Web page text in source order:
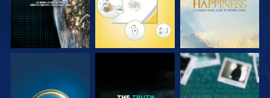
ANSEHEN ANSEHEN ANSEHEN